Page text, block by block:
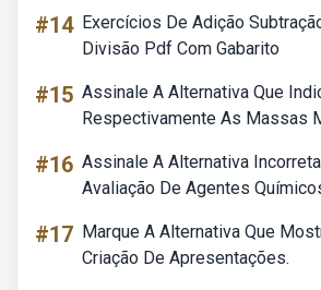
#14 Exercícios De Adição
Divisão Pdf Com Gabarito
#15 Assinale A Alternativa Que
Respectivamente As Massas
#16 Assinale A Alternativa
Avaliação De Agentes
#17 Marque A Alternativa Que
Criação De Apresentações.